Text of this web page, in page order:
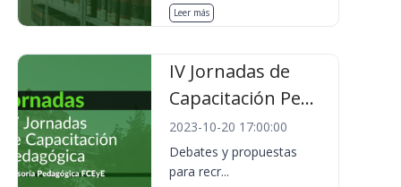
Leer más
IV Jornadas de
Capacitación Pe...
2023-10-20 17:00:00
Debates y propuestas
para recr...